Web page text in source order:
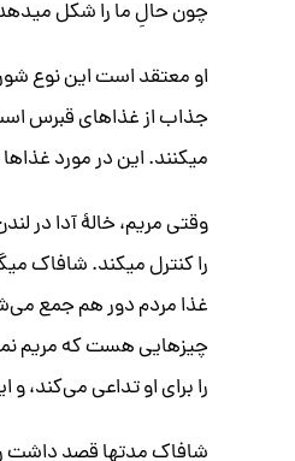
چون حالِ ما را شکل
او معتقد است این نوع
جذاب از غذاهای قبرس
میکنند. این در مورد
وقتی مریم، خالهٔ آدا در
را کنترل میکند. شافاک
غذا مردم دور هم جمع
چیزهایی هست که مریم
را برای او تداعی
شافاک مدتها قصد داشت